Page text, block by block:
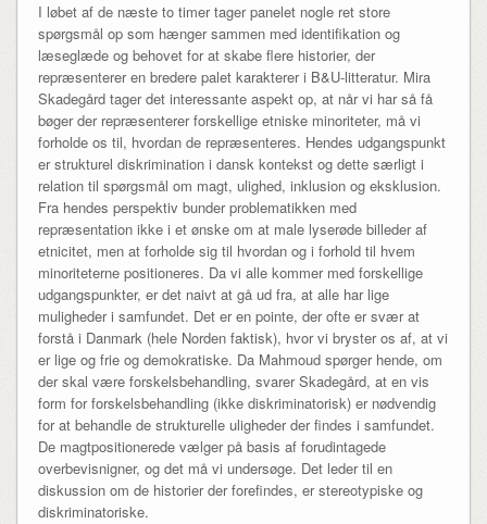
I løbet af de næste to timer tager panelet nogle ret store
spørgsmål op som hænger sammen med identifikation og
læseglæde og behovet for at skabe flere historier, der
repræsenterer en bredere palet karakterer i B&U-litteratur. Mira
Skadegård tager det interessante aspekt op, at når vi har så få
bøger der repræsenterer forskellige etniske minoriteter, må vi
forholde os til, hvordan de repræsenteres. Hendes udgangspunkt
er strukturel diskrimination i dansk kontekst og dette særligt i
relation til spørgsmål om magt, ulighed, inklusion og eksklusion.
Fra hendes perspektiv bunder problematikken med
repræsentation ikke i et ønske om at male lyserøde billeder af
etnicitet, men at forholde sig til hvordan og i forhold til hvem
minoriteterne positioneres. Da vi alle kommer med forskellige
udgangspunkter, er det naivt at gå ud fra, at alle har lige
muligheder i samfundet. Det er en pointe, der ofte er svær at
forstå i Danmark (hele Norden faktisk), hvor vi bryster os af, at vi
er lige og frie og demokratiske. Da Mahmoud spørger hende, om
der skal være forskelsbehandling, svarer Skadegård, at en vis
form for forskelsbehandling (ikke diskriminatorisk) er nødvendig
for at behandle de strukturelle uligheder der findes i samfundet.
De magtpositionerede vælger på basis af forudintagede
overbevisnigner, og det må vi undersøge. Det leder til en
diskussion om de historier der forefindes, er stereotypiske og
diskriminatoriske.